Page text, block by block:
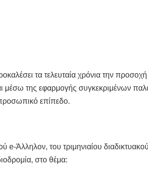
τα τελευταία χρόνια την
της εφαρμογής συγκεκριμένων
επίπεδο.
e-Άλληλον, του τριμηνιαίου
στο θέμα: